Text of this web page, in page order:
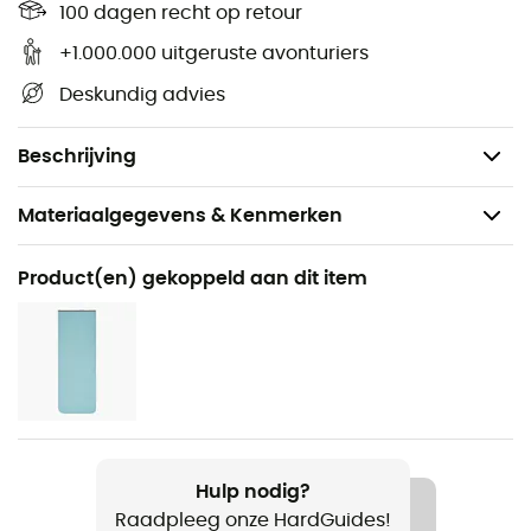
100 dagen recht op retour
+1.000.000 uitgeruste avonturiers
Deskundig advies
Beschrijving
Schouderbreedte: 74 cm
Max aanbevolen lengte: 175 cm
Gewicht: 1.700 g
Materiaalgegevens & Kenmerken
Aanbevolen voor
Kamperen / Bivak
Gewicht
Product(en) gekoppeld aan dit item
Hulp nodig?
Raadpleeg onze HardGuides!